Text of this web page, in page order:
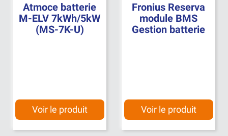
Atmoce batterie
M-ELV 7kWh/5kW
(MS-7K-U)
Voir le produit
Fronius Reserva
module BMS
Gestion batterie
Voir le produit